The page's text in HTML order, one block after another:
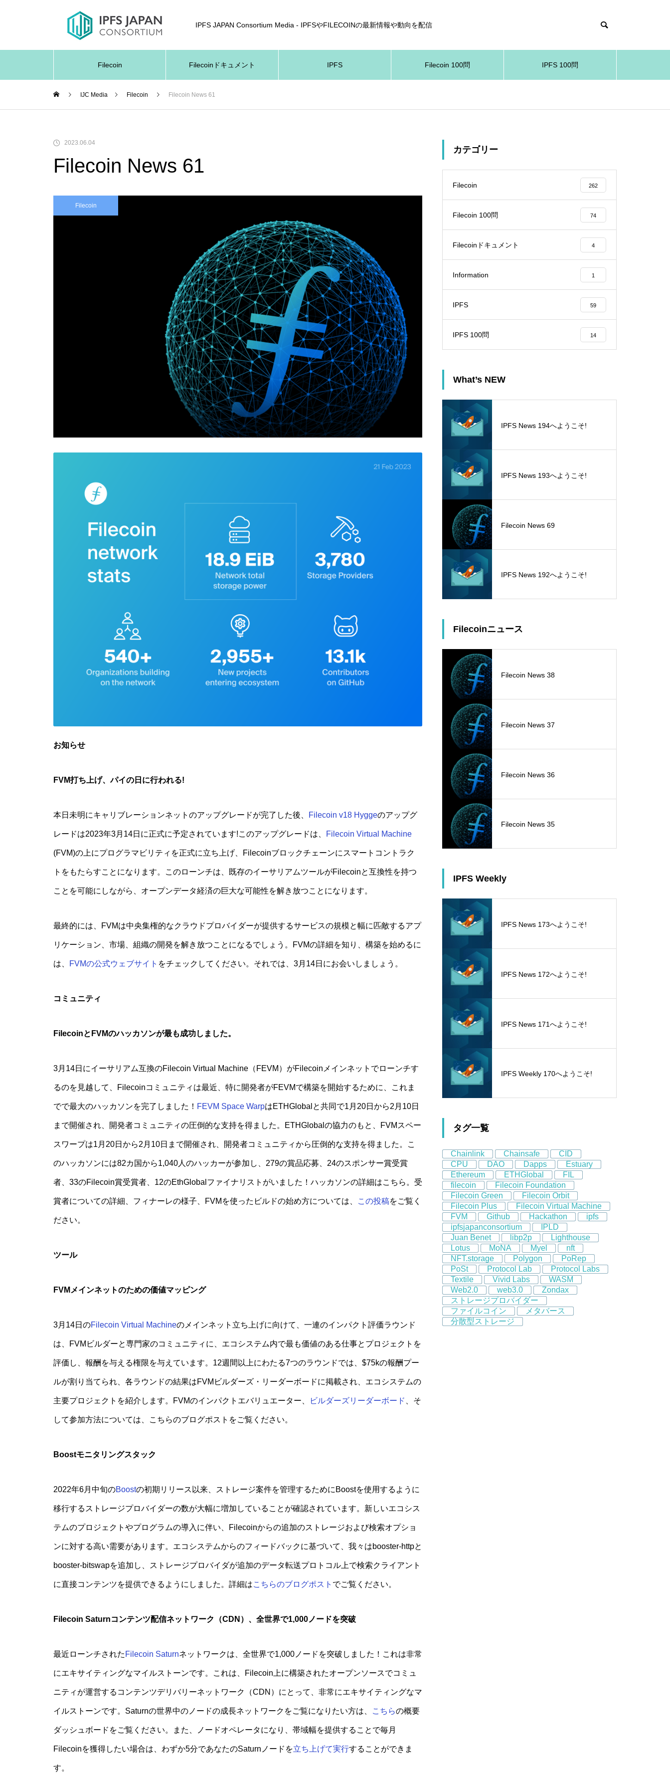
IPFS JAPAN Consortium Media - IPFSやFILECOINの最新情報や動向を配信
Filecoin Filecoinドキュメント IPFS Filecoin 100問 IPFS 100問
IJC Media Filecoin Filecoin News 61
2023.06.04
Filecoin News 61
Filecoin
お知らせ
FVM打ち上げ、パイの日に行われる!
本日未明にキャリブレーションネットのアップグレードが完了した後、 Filecoin v18 Hyggeのアップグ
レードは2023年3月14日に正式に予定されています!このアップグレードは、 Filecoin Virtual Machine
(FVM)の上にプログラマビリティを正式に立ち上げ、Filecoinブロックチェーンにスマートコントラク
トをもたらすことになります。このローンチは、既存のイーサリアムツールがFilecoinと互換性を持つ
ことを可能にしながら、オープンデータ経済の巨大な可能性を解き放つことになります。
最終的には、FVMは中央集権的なクラウドプロバイダーが提供するサービスの規模と幅に匹敵するアプ
リケーション、市場、組織の開発を解き放つことになるでしょう。FVMの詳細を知り、構築を始めるに
は、 FVMの公式ウェブサイト をチェックしてください。それでは、3月14日にお会いしましょう。
コミュニティ
FilecoinとFVMのハッカソンが最も成功しました。
3月14日にイーサリアム互換のFilecoin Virtual Machine（FEVM）がFilecoinメインネットでローンチす
るのを見越して、Filecoinコミュニティは最近、特に開発者がFEVMで構築を開始するために、これま
でで最大のハッカソンを完了しました！ FEVM Space WarpはETHGlobalと共同で1月20日から2月10日
まで開催され、開発者コミュニティの圧倒的な支持を得ました。ETHGlobalの協力のもと、FVMスペー
スワープは1月20日から2月10日まで開催され、開発者コミュニティから圧倒的な支持を得ました。こ
のハッカソンには82カ国から1,040人のハッカーが参加し、279の賞品応募、24のスポンサー賞受賞
者、33のFilecoin賞受賞者、12のEthGlobalファイナリストがいました！ハッカソンの詳細はこちら。受
賞者についての詳細、フィナーレの様子、FVMを使ったビルドの始め方については、 この投稿をご覧く
ださい。
ツール
FVMメインネットのための価値マッピング
3月14日のFilecoin Virtual Machineのメインネット立ち上げに向けて、一連のインパクト評価ラウンド
は、FVMビルダーと専門家のコミュニティに、エコシステム内で最も価値のある仕事とプロジェクトを
評価し、報酬を与える権限を与えています。12週間以上にわたる7つのラウンドでは、$75kの報酬プー
ルが割り当てられ、各ラウンドの結果はFVMビルダーズ・リーダーボードに掲載され、エコシステムの
主要プロジェクトを紹介します。FVMのインパクトエバリュエーター、 ビルダーズリーダーボード 、そ
して参加方法については、こちらのブログポストをご覧ください。
Boostモニタリングスタック
2022年6月中旬のBoostの初期リリース以来、ストレージ案件を管理するためにBoostを使用するように
移行するストレージプロバイダーの数が大幅に増加していることが確認されています。新しいエコシス
テムのプロジェクトやプログラムの導入に伴い、Filecoinからの追加のストレージおよび検索オプショ
ンに対する高い需要があります。エコシステムからのフィードバックに基づいて、我々はbooster-httpと
booster-bitswapを追加し、ストレージプロバイダが追加のデータ転送プロトコル上で検索クライアント
に直接コンテンツを提供できるようにしました。詳細はこちらのブログポスト でご覧ください。
Filecoin Saturnコンテンツ配信ネットワーク（CDN）、全世界で1,000ノードを突破
最近ローンチされた Filecoin Saturnネットワークは、全世界で1,000ノードを突破しました！これは非常
にエキサイティングなマイルストーンです。これは、Filecoin上に構築されたオープンソースでコミュ
ニティが運営するコンテンツデリバリーネットワーク（CDN）にとって、非常にエキサイティングなマ
イルストーンです。Saturnの世界中のノードの成長ネットワークをご覧になりたい方は、 こちらの概要
ダッシュボードをご覧ください。また、ノードオペレータになり、帯域幅を提供することで毎月
Filecoinを獲得したい場合は、わずか5分であなたのSaturnノードを立ち上げて実行することができま
す。
カテゴリー
Filecoin 262
Filecoin 100問 74
Filecoinドキュメント 4
Information 1
IPFS 59
IPFS 100問 14
What’s NEW
IPFS News 194へようこそ!
IPFS News 193へようこそ!
Filecoin News 69
IPFS News 192へようこそ!
Filecoinニュース
Filecoin News 38
Filecoin News 37
Filecoin News 36
Filecoin News 35
IPFS Weekly
IPFS News 173へようこそ!
IPFS News 172へようこそ!
IPFS News 171へようこそ!
IPFS Weekly 170へようこそ!
タグ一覧
Chainlink Chainsafe
CID
CPU
DAO Dapps
Estuary
Ethereum
ETHGlobal
FIL
filecoin
Filecoin Foundation
Filecoin Green
Filecoin Orbit
Filecoin Plus
Filecoin Virtual Machine
FVM
Github Hackathon
ipfs
ipfsjapanconsortium
IPLD
Juan Benet
libp2p
Lighthouse
Lotus
MoNA Myel
nft
NFT.storage
Polygon
PoRep
PoSt
Protocol Lab
Protocol Labs
Textile
Vivid Labs
WASM
Web2.0
web3.0
Zondax
ストレージプロバイダー
ファイルコイン
メタバース
分散型ストレージ